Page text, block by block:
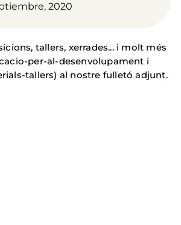
2020
tallers, xerrades... i molt més
per-al-desenvolupament i
tallers) al nostre fulletó adjunt.